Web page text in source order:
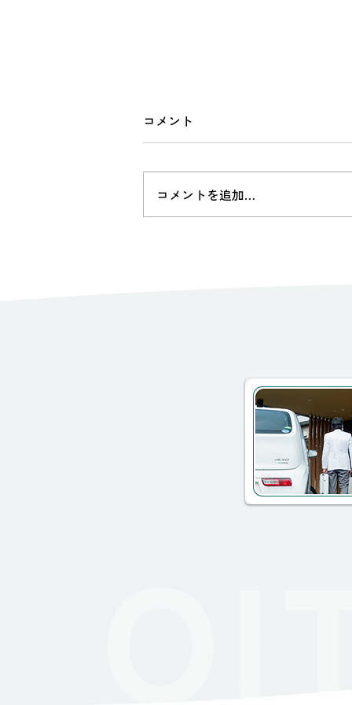
山里の訪問診療
https://youtu.be/Ala0NhST7Qg?
si=VNkJlcOxqhbLxefN
コメント
コメントを追加…